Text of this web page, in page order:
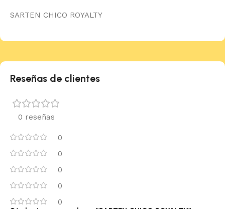
SARTEN CHICO ROYALTY
Reseñas de clientes
0 reseñas
0
0
0
0
0